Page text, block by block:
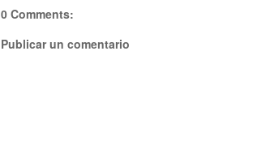
0 Comments:
Publicar un comentario